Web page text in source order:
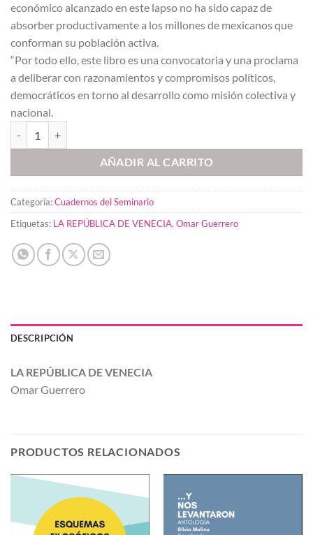
económico alcanzado en este lapso no ha sido capaz de
absorber productivamente a los millones de mexicanos que
conforman su población activa.
“Por todo ello, este libro es una convocatoria y una proclama
a deliberar con razonamientos y compromisos políticos,
democráticos en torno al desarrollo como misión colectiva y
nacional.
AÑADIR AL CARRITO
Categoría:Cuadernos del Seminario
Etiquetas: LA REPÚBLICA DE VENECIA, Omar Guerrero
DESCRIPCIÓN
LA REPÚBLICA DE VENECIA
Omar Guerrero
PRODUCTOS RELACIONADOS